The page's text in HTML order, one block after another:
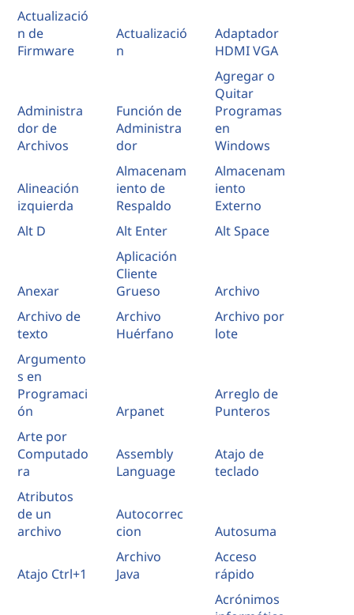
m
Actualizació
n de
Firmware
Actualizació
n
Adaptador
HDMI VGA
Administra
dor de
Archivos
Función de
Administra
dor
Agregar o
Quitar
Programas
en
Windows
Alineación
izquierda
Almacenam
iento de
Respaldo
Almacenam
iento
Externo
Alt D
Alt Enter Alt Space
Anexar
Aplicación
Cliente
Grueso
Archivo
Archivo de
texto
Archivo
Huérfano
Archivo por
lote
Argumento
s en
Programaci
ón
Arpanet
Arreglo de
Punteros
Arte por
Computado
ra
Assembly
Language
Atajo de
teclado
Atributos
de un
archivo
Autocorrec
cion
Autosuma
Atajo Ctrl+1
Archivo
Java
Acceso
rápido
Acrónimos